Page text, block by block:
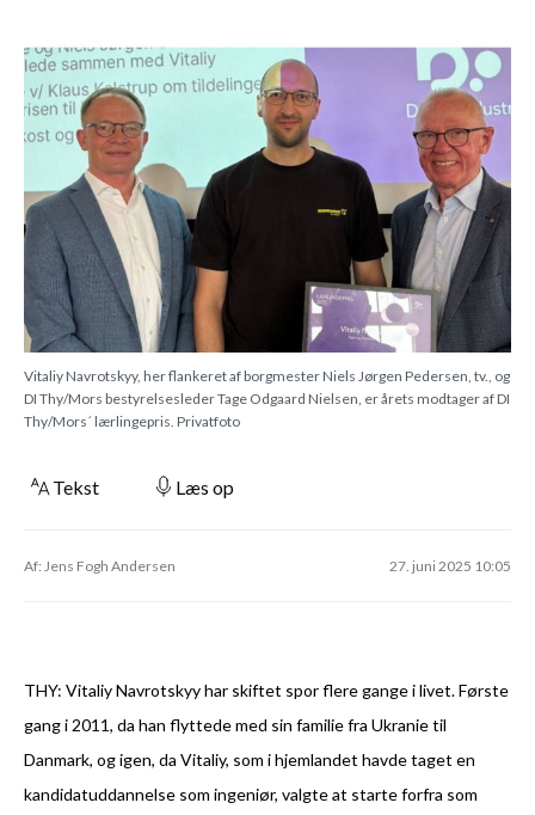
Vitaliy Navrotskyy, her flankeret af borgmester Niels Jørgen Pedersen, tv., og
DI Thy/Mors bestyrelsesleder Tage Odgaard Nielsen, er årets modtager af DI
Thy/Mors´ lærlingepris. Privatfoto
Tekst Læs op
Af: Jens Fogh Andersen 27. juni 2025 10:05
THY: Vitaliy Navrotskyy har skiftet spor flere gange i livet. Første
gang i 2011, da han flyttede med sin familie fra Ukranie til
Danmark, og igen, da Vitaliy, som i hjemlandet havde taget en
kandidatuddannelse som ingeniør, valgte at starte forfra som